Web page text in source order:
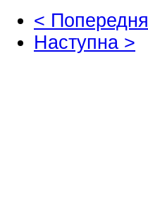
< Попередня
Наступна >